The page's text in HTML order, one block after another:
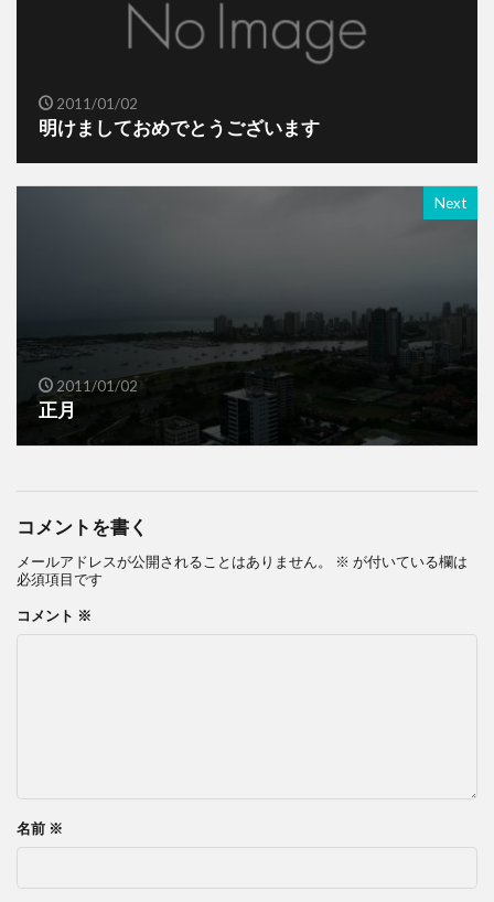
2011/01/02
明けましておめでとうございます
Next
2011/01/02
正月
コメントを書く
メールアドレスが公開されることはありません。 ※ が付いている欄は
必須項目です
コメント ※
名前 ※